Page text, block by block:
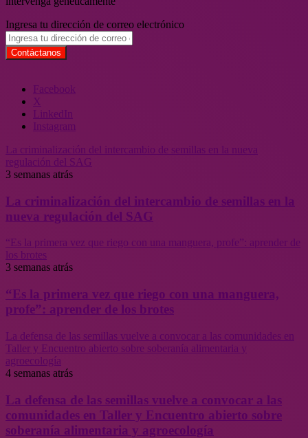
Ingresa tu dirección de correo electrónico
Facebook
X
LinkedIn
Instagram
La criminalización del intercambio de semillas en la nueva
regulación del SAG
3 semanas atrás
La criminalización del intercambio de semillas en la
nueva regulación del SAG
“Es la primera vez que riego con una manguera, profe”: aprender de
los brotes
3 semanas atrás
“Es la primera vez que riego con una manguera,
profe”: aprender de los brotes
La defensa de las semillas vuelve a convocar a las comunidades en
Taller y Encuentro abierto sobre soberanía alimentaria y
agroecología
4 semanas atrás
La defensa de las semillas vuelve a convocar a las
comunidades en Taller y Encuentro abierto sobre
soberanía alimentaria y agroecología